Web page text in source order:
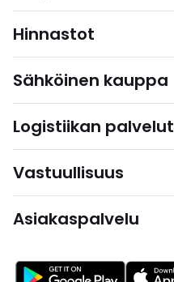
Hinnastot
Sähköinen kauppa
Logistiikan palvelut
Vastuullisuus
Asiakaspalvelu